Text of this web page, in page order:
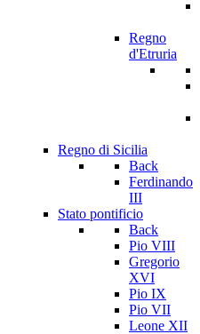
Regno
d'Etruria
Regno di Sicilia
Back
Ferdinando
III
Stato pontificio
Back
Pio VIII
Gregorio
XVI
Pio IX
Pio VII
Leone XII